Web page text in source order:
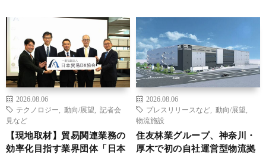
2026.08.06
テクノロジー
動向/展望
記者会
見など
【現地取材】貿易関連業務の
効率化目指す業界団体「日本
2026.08.06
プレスリリースなど
動向/展望
物流施設
住友林業グループ、神奈川・
厚木で初の自社運営型物流拠